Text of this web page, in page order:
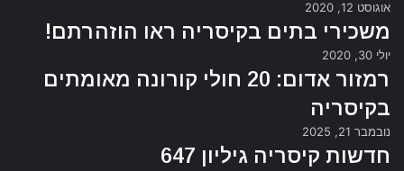
אוגוסט 12, 2020
משכירי בתים בקיסריה ראו הוזהרתם!
יולי 30, 2020
רמזור אדום: 20 חולי קורונה מאומתים
בקיסריה
נובמבר 21, 2025
חדשות קיסריה גיליון 647